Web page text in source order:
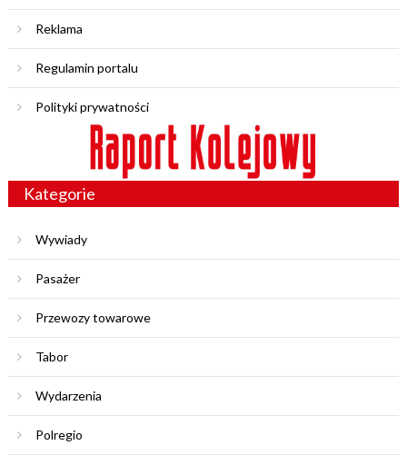
Reklama
Regulamin portalu
Polityki prywatności
Kategorie
Wywiady
Pasażer
Przewozy towarowe
Tabor
Wydarzenia
Polregio